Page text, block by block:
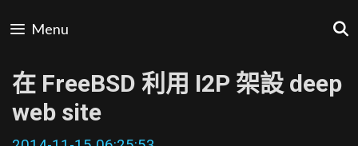
to
Menu
在 FreeBSD 利用 I2P 架設 deep
web site